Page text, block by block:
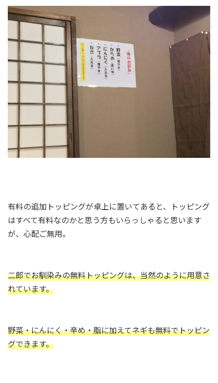
有料の追加トッピングが卓上に置いてあると、トッピング
はすべて有料なのかと思う方もいらっしゃると思います
が、心配ご無用。
二郎でお馴染みの無料トッピングは、当然のように用意さ
れています。
野菜・にんにく・辛め・脂に加えてネギも無料でトッピン
グできます。